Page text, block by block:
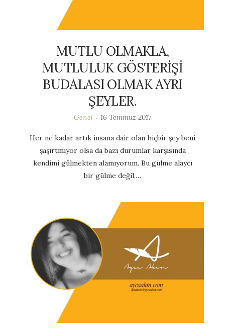
MUTLU OLMAKLA,
MUTLULUK GÖSTERİŞİ
BUDALASI OLMAK AYRI
ŞEYLER.
Genel 16 Temmuz 2017
Her ne kadar artık insana dair olan hiçbir şey beni
şaşırtmıyor olsa da bazı durumlar karşısında
kendimi gülmekten alamıyorum. Bu gülme alaycı
bir gülme değil,…